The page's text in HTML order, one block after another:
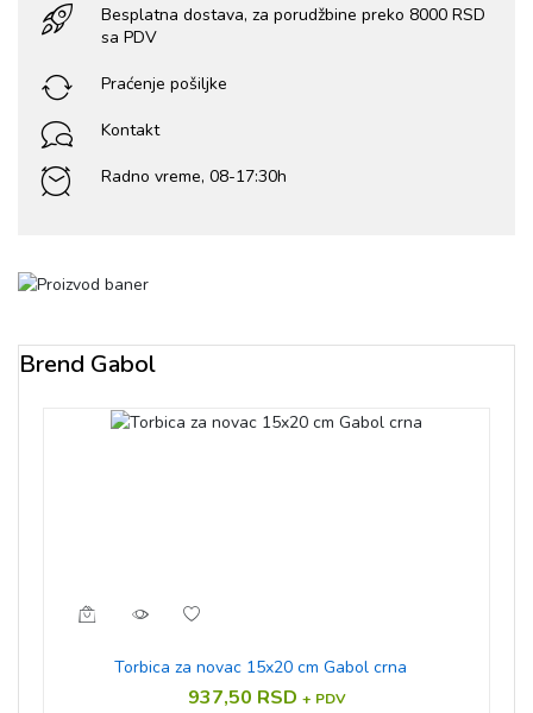
Besplatna dostava, za porudžbine preko 8000 RSD
sa PDV
Praćenje pošiljke
Kontakt
Radno vreme, 08-17:30h
Brend Gabol
Torbica za novac 15x20 cm Gabol crna
937,50 RSD + PDV